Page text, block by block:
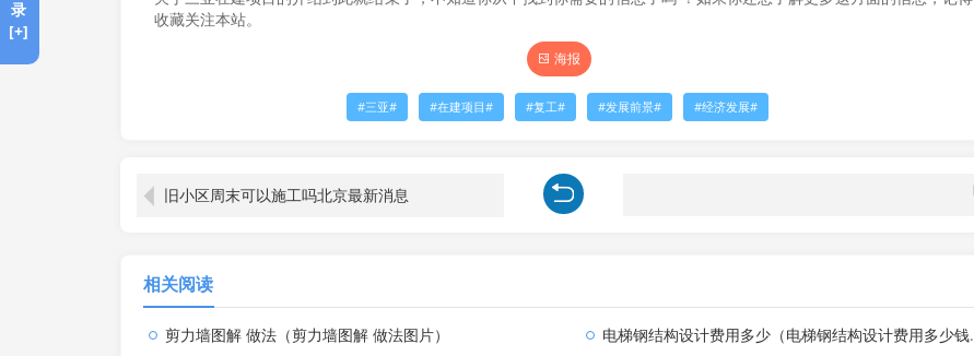
收藏关注本站。
海报
三亚 在建项目 复工 发展前景 经济发展
旧小区周末可以施工吗北京最新消息
相关阅读
剪力墙图解 做法（剪力墙图解 做法图片）
电梯钢结构设计费用多少（电梯钢结构设计费用多少钱）
录
[+]